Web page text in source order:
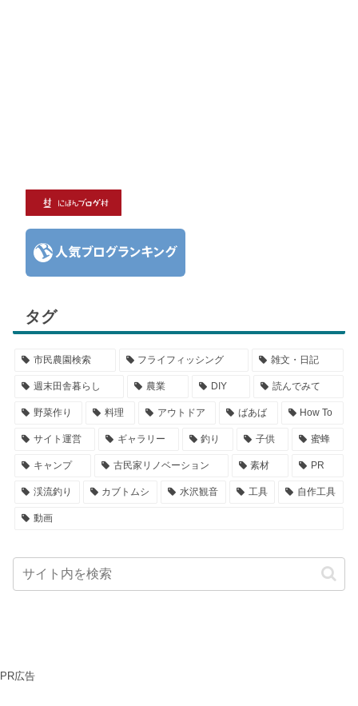
タグ
市民農園検索 フライフィッシング 雑文・日記
週末田舎暮らし 農業 DIY 読んでみて
野菜作り 料理 アウトドア ばあば How To
サイト運営 ギャラリー 釣り 子供 蜜蜂
キャンプ 古民家リノベーション 素材 PR
渓流釣り カブトムシ 水沢観音 工具 自作工具
動画
PR広告